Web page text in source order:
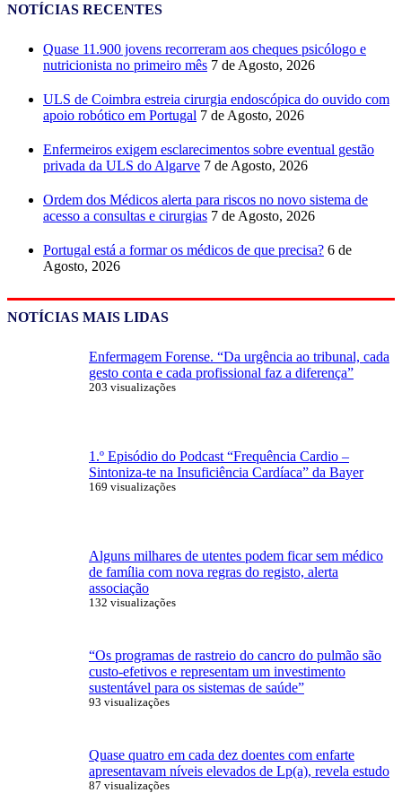
NOTÍCIAS RECENTES
Quase 11.900 jovens recorreram aos cheques psicólogo e
nutricionista no primeiro mês 7 de Agosto, 2026
ULS de Coimbra estreia cirurgia endoscópica do ouvido com
apoio robótico em Portugal 7 de Agosto, 2026
Enfermeiros exigem esclarecimentos sobre eventual gestão
privada da ULS do Algarve 7 de Agosto, 2026
Ordem dos Médicos alerta para riscos no novo sistema de
acesso a consultas e cirurgias 7 de Agosto, 2026
Portugal está a formar os médicos de que precisa? 6 de
Agosto, 2026
NOTÍCIAS MAIS LIDAS
Enfermagem Forense. “Da urgência ao tribunal, cada
gesto conta e cada profissional faz a diferença”
203 visualizações
1.º Episódio do Podcast “Frequência Cardio –
Sintoniza-te na Insuficiência Cardíaca” da Bayer
169 visualizações
Alguns milhares de utentes podem ficar sem médico
de família com nova regras do registo, alerta
associação
132 visualizações
“Os programas de rastreio do cancro do pulmão são
custo-efetivos e representam um investimento
sustentável para os sistemas de saúde”
93 visualizações
Quase quatro em cada dez doentes com enfarte
apresentavam níveis elevados de Lp(a), revela estudo
87 visualizações